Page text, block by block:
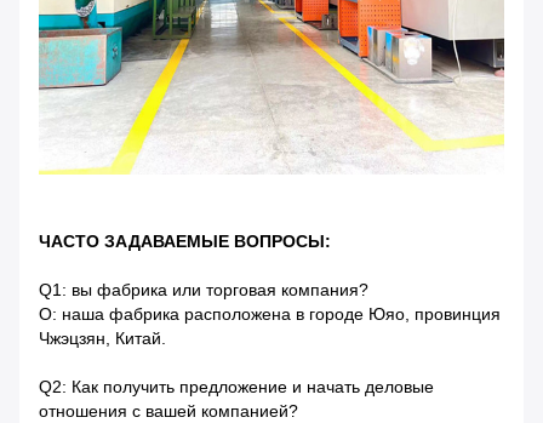
ЧАСТО ЗАДАВАЕМЫЕ ВОПРОСЫ:
Q1: вы фабрика или торговая компания?
О: наша фабрика расположена в городе Юяо, провинция
Чжэцзян, Китай.
Q2: Как получить предложение и начать деловые
отношения с вашей компанией?